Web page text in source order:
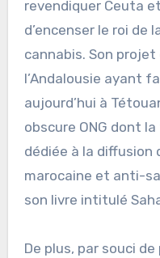
revendiquer Ceuta
d’encenser le roi de
cannabis. Son projet
l’Andalousie ayant
aujourd’hui à
obscure ONG dont
dédiée à la diffusion
marocaine et anti-
son livre intitulé
De plus, par souci